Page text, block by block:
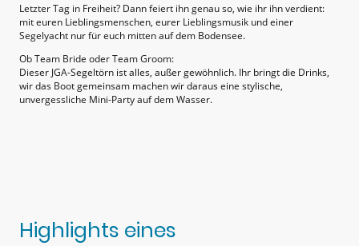
Letzter Tag in Freiheit? Dann feiert ihn genau so, wie ihr ihn verdient:
mit euren Lieblingsmenschen, eurer Lieblingsmusik und einer
Segelyacht nur für euch mitten auf dem Bodensee.
Ob Team Bride oder Team Groom:
Dieser JGA-Segeltörn ist alles, außer gewöhnlich. Ihr bringt die Drinks,
wir das Boot gemeinsam machen wir daraus eine stylische,
unvergessliche Mini-Party auf dem Wasser.
Highlights eines